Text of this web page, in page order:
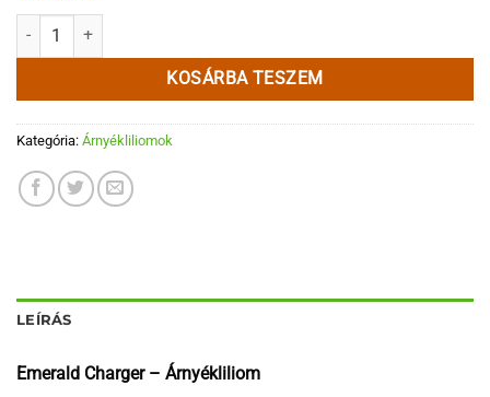
Emerald Charger mennyiség
KOSÁRBA TESZEM
Kategória: Árnyékliliomok
LEÍRÁS
Emerald Charger – Árnyékliliom